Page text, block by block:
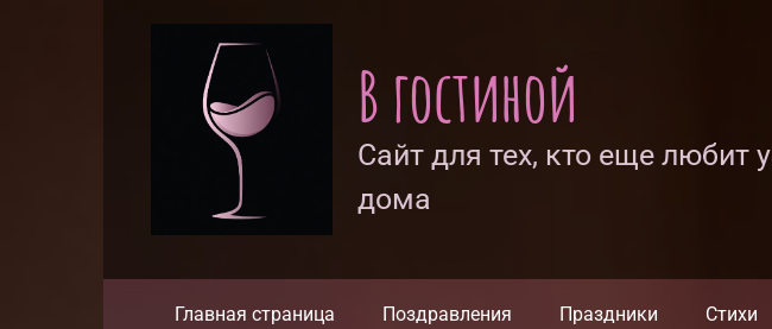
В гостиной
Сайт для тех, кто еще любит
дома
Главная страница Поздравления Праздники Стихи